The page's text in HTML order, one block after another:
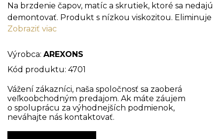
Zobraziť viac
Na brzdenie čapov, matíc a skrutiek, ktoré sa nedajú
demontovať. Produkt s nízkou viskozitou. Eliminuje
uvoľnenie v dôsledku vibrácií, otrasov, zmien teploty.
Vysoká odolnosť voči vode, olejom, palivám,
hydraulickým a chladiacim kvapalinám, plynom,
parám. Testované podľa noriem DIN 54454.
Prevádzková teplota: od -55 ° C do +150 ° C.
Maximálna priemerná vzdialenosť: 0,15 mm.
Skladovanie pri izbovej teplote: minimálne 18
mesiacov.
Výrobca: AREXONS
Kód produktu: 4701
Vážení zákazníci, naša spoločnosť sa zaoberá
veľkoobchodným predajom. Ak máte záujem
o spoluprácu za výhodnejších podmienok,
neváhajte nás kontaktovať.